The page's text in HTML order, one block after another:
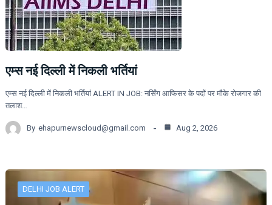
एम्स नई दिल्ली में निकली भर्तियां
एम्स नई दिल्ली में निकली भर्तियां ALERT IN JOB: नर्सिंग आफिसर के पदों पर मौके रोजगार की
तलाश…
By ehapurnewscloud@gmail.com Aug 2, 2026
DELHI JOB ALERT